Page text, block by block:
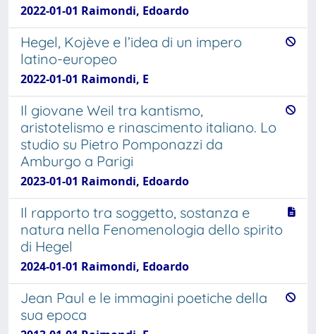
2022-01-01 Raimondi, Edoardo
Hegel, Kojève e l’idea di un impero
latino-europeo
2022-01-01 Raimondi, E
Il giovane Weil tra kantismo,
aristotelismo e rinascimento italiano. Lo
studio su Pietro Pomponazzi da
Amburgo a Parigi
2023-01-01 Raimondi, Edoardo
Il rapporto tra soggetto, sostanza e
natura nella Fenomenologia dello spirito
di Hegel
2024-01-01 Raimondi, Edoardo
Jean Paul e le immagini poetiche della
sua epoca